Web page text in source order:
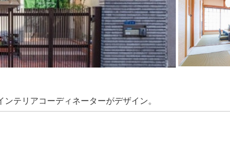
テリアコーディネーターがデザイン。